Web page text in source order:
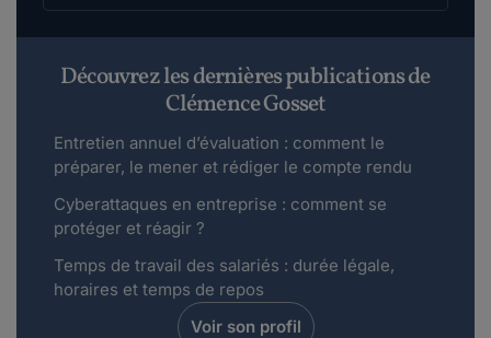
Découvrez les dernières publications de
Clémence Gosset
Entretien annuel d’évaluation : comment le
préparer, le mener et rédiger le compte rendu
Cyberattaques en entreprise : comment se
protéger et réagir ?
Temps de travail des salariés : durée légale,
horaires et temps de repos
Voir son profil